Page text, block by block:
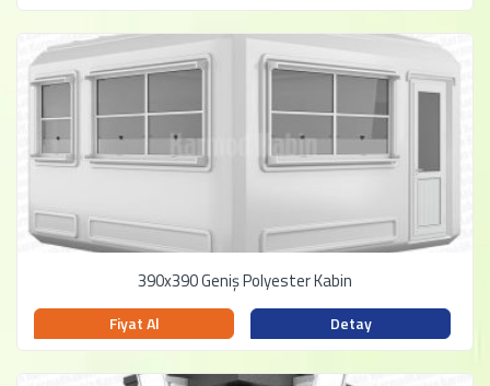
390x390 Geniş Polyester Kabin
Fiyat Al Detay